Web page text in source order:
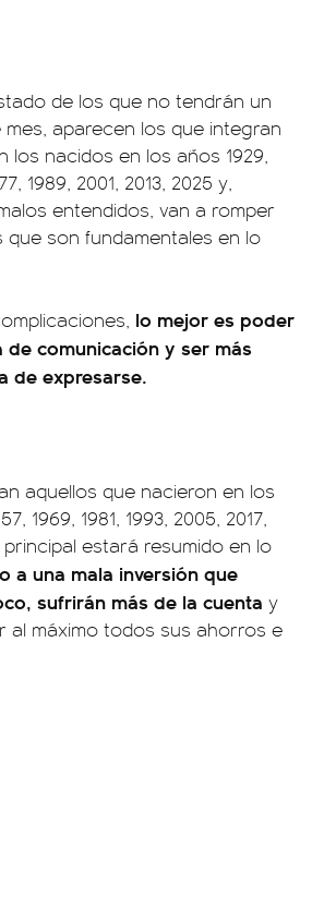
de los que no tendrán un
aparecen los que integran
los nacidos en los años 1929,
1989, 2001, 2013, 2025 y,
entendidos, van a romper
que son fundamentales en lo
lo mejor es poder
comunicación y ser más
de expresarse.
aquellos que nacieron en los
1969, 1981, 1993, 2005, 2017,
principal estará resumido en lo
a una mala inversión que
sufrirán más de la cuenta y
al máximo todos sus ahorros e